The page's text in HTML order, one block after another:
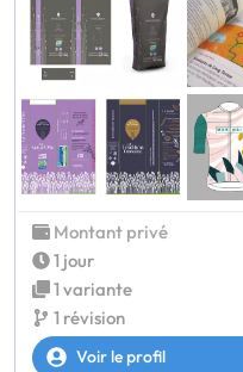
Montant privé
1 jour
1 variante
1 révision
Voir le profil